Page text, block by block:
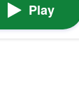
Play